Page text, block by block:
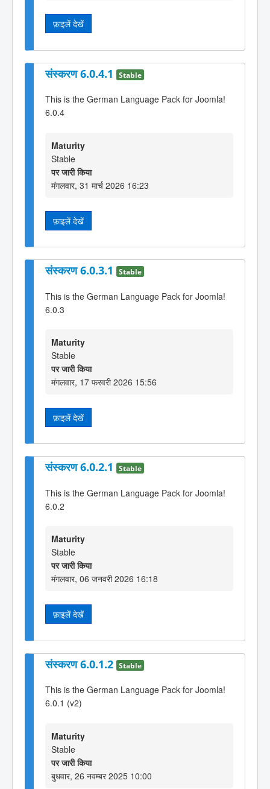
फ़ाइलें देखें
संस्करण 6.0.4.1 Stable
This is the German Language Pack for Joomla!
6.0.4
Maturity
Stable
पर जारी किया
मंगलवार, 31 मार्च 2026 16:23
फ़ाइलें देखें
संस्करण 6.0.3.1 Stable
This is the German Language Pack for Joomla!
6.0.3
Maturity
Stable
पर जारी किया
मंगलवार, 17 फरवरी 2026 15:56
फ़ाइलें देखें
संस्करण 6.0.2.1 Stable
This is the German Language Pack for Joomla!
6.0.2
Maturity
Stable
पर जारी किया
मंगलवार, 06 जनवरी 2026 16:18
फ़ाइलें देखें
संस्करण 6.0.1.2 Stable
This is the German Language Pack for Joomla!
6.0.1 (v2)
Maturity
Stable
पर जारी किया
बुधवार, 26 नवम्बर 2025 10:00